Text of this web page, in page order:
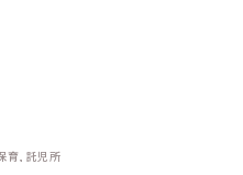
育, 託児所